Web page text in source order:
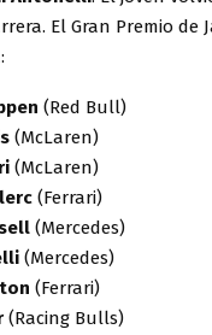
El Gran Premio de
(Red Bull)
(McLaren)
(McLaren)
(Ferrari)
(Mercedes)
(Mercedes)
(Ferrari)
(Racing Bulls)